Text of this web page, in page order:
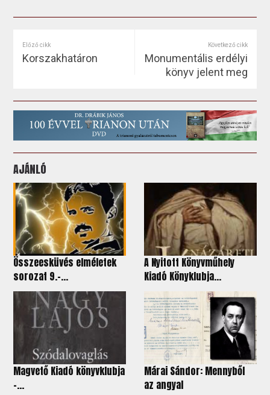
Előző cikk
Korszakhatáron
Következő cikk
Monumentális erdélyi
könyv jelent meg
AJÁNLÓ
Összeesküvés elméletek
sorozat 9.-...
A Nyitott Könyvműhely
Kiadó Könyklubja...
Magvető Kiadó könyvklubja
-...
Márai Sándor: Mennyből
az angyal